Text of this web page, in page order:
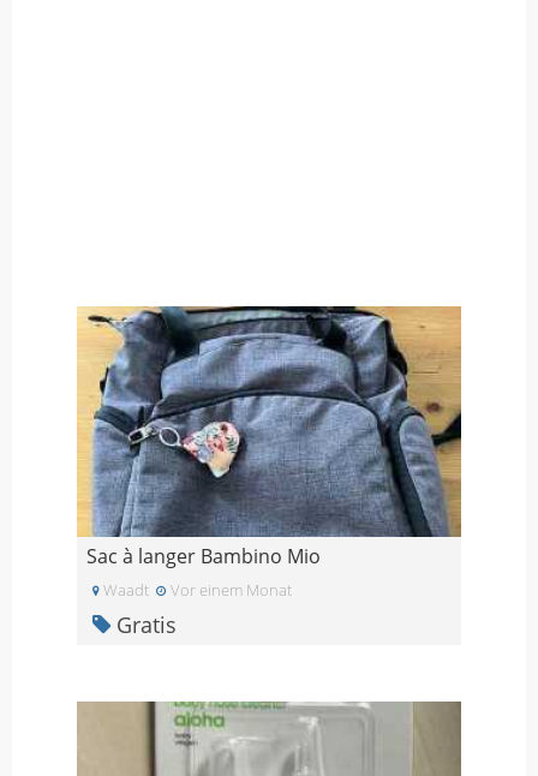
Sac à langer Bambino Mio
Waadt Vor einem Monat
Gratis